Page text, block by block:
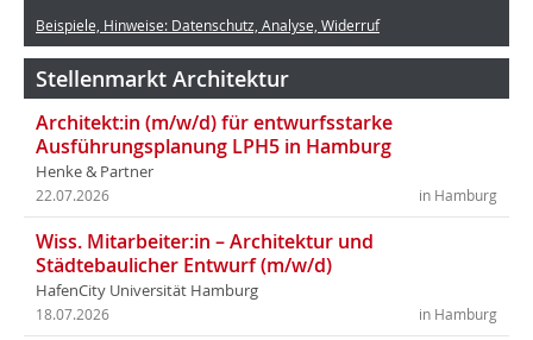
Beispiele, Hinweise: Datenschutz, Analyse, Widerruf
Stellenmarkt Architektur
Architekt:in (m/w/d) für entwurfsstarke
Ausführungsplanung LPH5 in Hamburg
Henke & Partner
in Hamburg
22.07.2026
Wiss. Mitarbeiter:in – Architektur und
Städtebaulicher Entwurf (m/w/d)
HafenCity Universität Hamburg
in Hamburg
18.07.2026